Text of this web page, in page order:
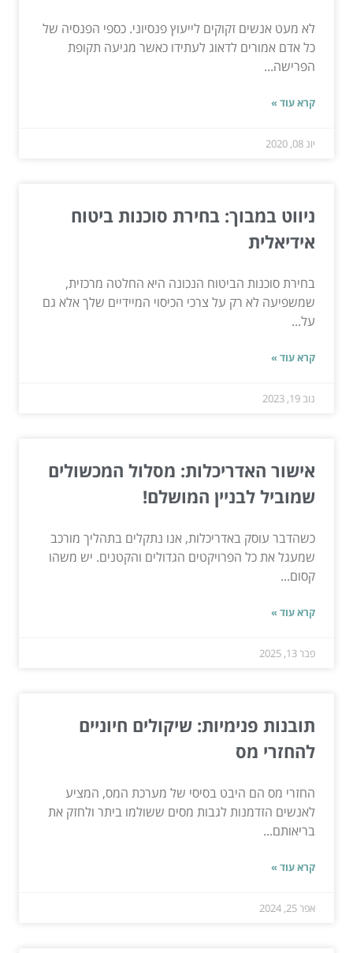
לא מעט אנשים זקוקים לייעוץ פנסיוני. כספי הפנסיה של
כל אדם אמורים לדאוג לעתידו כאשר מגיעה תקופת
הפרישה...
קרא עוד »
יונ 08, 2020
ניווט במבוך: בחירת סוכנות ביטוח
אידיאלית
בחירת סוכנות הביטוח הנכונה היא החלטה מרכזית,
שמשפיעה לא רק על צרכי הכיסוי המיידיים שלך אלא גם
על...
קרא עוד »
נוב 19, 2023
אישור האדריכלות: מסלול המכשולים
שמוביל לבניין המושלם!
כשהדבר עוסק באדריכלות, אנו נתקלים בתהליך מורכב
שמעגל את כל הפרויקטים הגדולים והקטנים. יש משהו
קסום...
קרא עוד »
פבר 13, 2025
תובנות פנימיות: שיקולים חיוניים
להחזרי מס
החזרי מס הם היבט בסיסי של מערכת המס, המציע
לאנשים הזדמנות לגבות מסים ששולמו ביתר ולחזק את
בריאותם...
קרא עוד »
אפר 25, 2024